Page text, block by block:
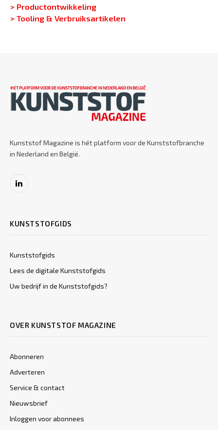
> Productontwikkeling
> Tooling & Verbruiksartikelen
Kunststof Magazine is hét platform voor de Kunststofbranche
in Nederland en België.
LinkedIn
KUNSTSTOFGIDS
Kunststofgids
Lees de digitale Kunststofgids
Uw bedrijf in de Kunststofgids?
OVER KUNSTSTOF MAGAZINE
Abonneren
Adverteren
Service & contact
Nieuwsbrief
Inloggen voor abonnees